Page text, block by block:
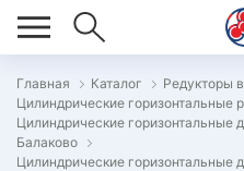
Главная Каталог
Редукторы
Цилиндрические горизонтальные
Цилиндрические горизонтальные
Балаково
Цилиндрические горизонтальные